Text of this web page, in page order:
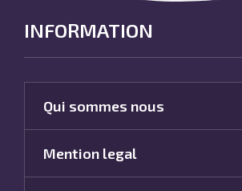
INFORMATION
Qui sommes nous
Mention legal